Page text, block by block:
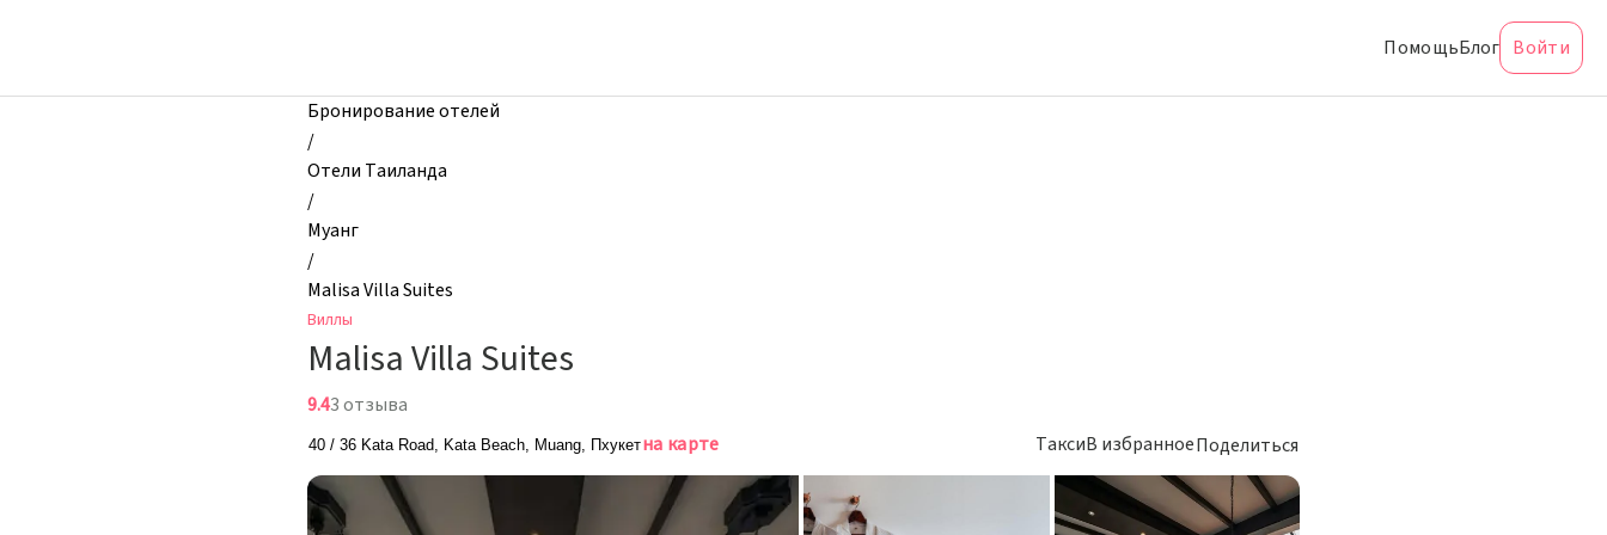
Malisa
ПомощьБлог Войти
Бронирование отелей
/
Отели Таиланда
/
Муанг
/
Malisa Villa Suites
Виллы
Malisa Villa Suites
9.43 отзыва
40 / 36 Kata Road, Kata Beach, Muang, Пхукетна карте ТаксиВ избранноеПоделиться